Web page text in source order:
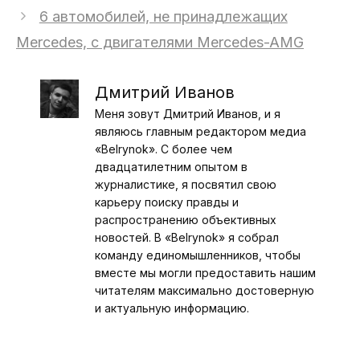
6 автомобилей, не принадлежащих
Mercedes, с двигателями Mercedes-AMG
Дмитрий Иванов
Меня зовут Дмитрий Иванов, и я
являюсь главным редактором медиа
«Belrynok». С более чем
двадцатилетним опытом в
журналистике, я посвятил свою
карьеру поиску правды и
распространению объективных
новостей. В «Belrynok» я собрал
команду единомышленников, чтобы
вместе мы могли предоставить нашим
читателям максимально достоверную
и актуальную информацию.